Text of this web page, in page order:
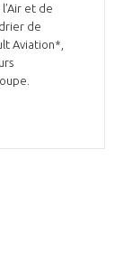
et de
de
Aviation*,